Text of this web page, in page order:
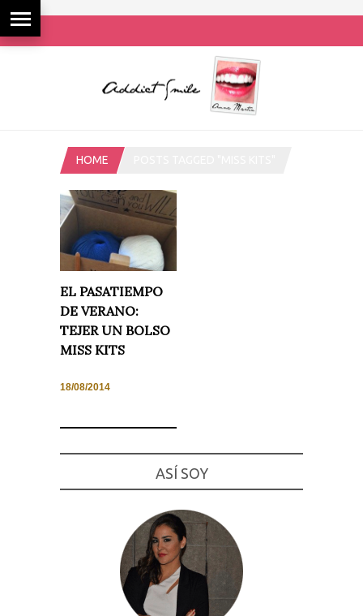
HOME
EL PASATIEMPO
DE VERANO:
TEJER UN BOLSO
MISS KITS
18/08/2014
ASÍ SOY
Necesarias